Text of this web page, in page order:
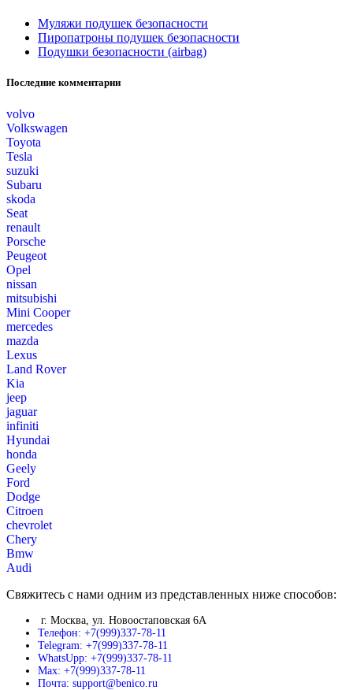
Муляжи подушек безопасности
Пиропатроны подушек безопасности
Подушки безопасности (airbag)
Последние комментарии
volvo
Volkswagen
Toyota
Tesla
suzuki
Subaru
skoda
Seat
renault
Porsche
Peugeot
Opel
nissan
mitsubishi
Mini Cooper
mercedes
mazda
Lexus
Land Rover
Kia
jeep
jaguar
infiniti
Hyundai
honda
Geely
Ford
Dodge
Citroen
chevrolet
Chery
Bmw
Audi
Свяжитесь с нами одним из представленных ниже способов:
г. Москва, ул. Новоостаповская 6А
Телефон: +7(999)337-78-11
Telegram: +7(999)337-78-11
WhatsUpp: +7(999)337-78-11
Max: +7(999)337-78-11
Почта: support@benico.ru